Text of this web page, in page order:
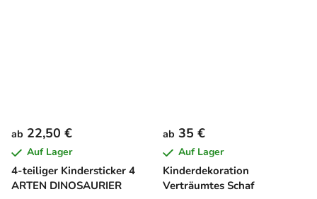
4-teiliger Kindersticker 4
ARTEN DINOSAURIER
ab 22,50 €
Auf Lager
Kinderdekoration
Verträumtes Schaf
ab 35 €
Auf Lager